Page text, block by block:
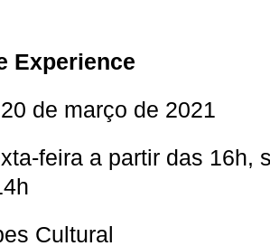
Experience
de março de 2021
feira a partir das 16h,
Cultural